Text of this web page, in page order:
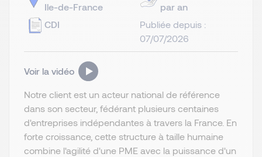
Ile-de-France
CDI
par an
Publiée depuis :
07/07/2026
Voir la vidéo
Notre client est un acteur national de référence
dans son secteur, fédérant plusieurs centaines
d'entreprises indépendantes à travers la France. En
forte croissance, cette structure à taille humaine
combine l'agilité d'une PME avec la puissance d'un